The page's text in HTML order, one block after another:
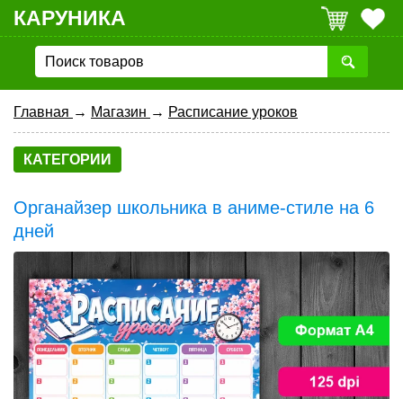
КАРУНИКА
Главная → Магазин → Расписание уроков
КАТЕГОРИИ
Органайзер школьника в аниме-стиле на 6
дней